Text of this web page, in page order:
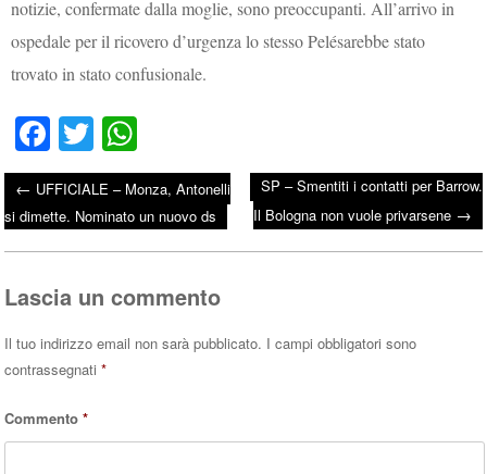
notizie, confermate dalla moglie, sono preoccupanti. All’arrivo in
ospedale per il ricovero d’urgenza lo stesso Pelésarebbe stato
trovato in stato confusionale.
Fa
ce
bo
ok
T
wi
tte
r
ha
ts
A
Post navigation
← UFFICIALE – Monza, Antonelli
si dimette. Nominato un nuovo ds
SP – Smentiti i contatti per Barrow.
Il Bologna non vuole privarsene →
Lascia un commento
Il tuo indirizzo email non sarà pubblicato. I campi obbligatori sono
contrassegnati*
Commento*